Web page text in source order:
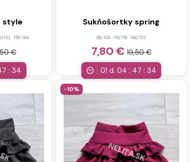
style
152 158/164
€
: 32
Sukňošortky spring
98/104 110/116 146/152
7,80 €19,50 €
01 d. 04 : 47 : 32
-10%